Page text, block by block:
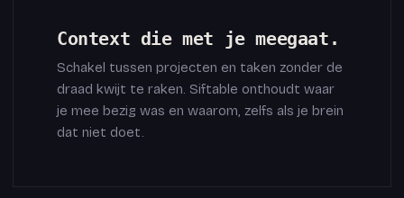
Context die met je meegaat.
Schakel tussen projecten en taken zonder de
draad kwijt te raken. Siftable onthoudt waar
je mee bezig was en waarom, zelfs als je brein
dat niet doet.